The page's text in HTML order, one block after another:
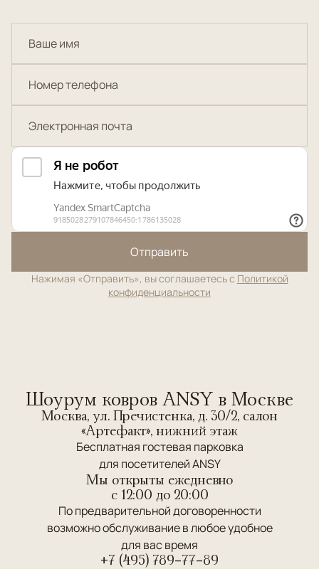
Отправить
Нажимая «Отправить», вы соглашаетесь с Политикой
конфиденциальности
Шоурум ковров ANSY в Москве
Москва, ул. Пречистенка, д. 30/2, салон
«Артефакт», нижний этаж
Бесплатная гостевая парковка
для посетителей ANSY
Мы открыты ежедневно
c 12:00 до 20:00
По предварительной договоренности
возможно обслуживание в любое удобное
для вас время
+7 (495) 789-77-89